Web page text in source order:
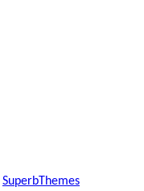
SuperbThemes